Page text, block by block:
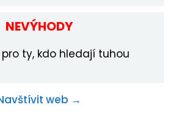
NEVÝHODY
ty, kdo hledají tuhou
web →